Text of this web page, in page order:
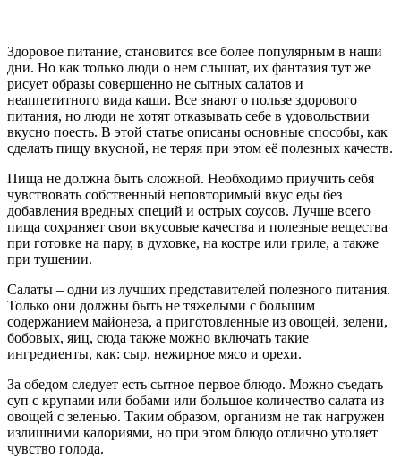
Здоровое питание, становится все более популярным в наши
дни. Но как только люди о нем слышат, их фантазия тут же
рисует образы совершенно не сытных салатов и
неаппетитного вида каши. Все знают о пользе здорового
питания, но люди не хотят отказывать себе в удовольствии
вкусно поесть. В этой статье описаны основные способы, как
сделать пищу вкусной, не теряя при этом её полезных качеств.
Пища не должна быть сложной. Необходимо приучить себя
чувствовать собственный неповторимый вкус еды без
добавления вредных специй и острых соусов. Лучше всего
пища сохраняет свои вкусовые качества и полезные вещества
при готовке на пару, в духовке, на костре или гриле, а также
при тушении.
Салаты – одни из лучших представителей полезного питания.
Только они должны быть не тяжелыми с большим
содержанием майонеза, а приготовленные из овощей, зелени,
бобовых, яиц, сюда также можно включать такие
ингредиенты, как: сыр, нежирное мясо и орехи.
За обедом следует есть сытное первое блюдо. Можно съедать
суп с крупами или бобами или большое количество салата из
овощей с зеленью. Таким образом, организм не так нагружен
излишними калориями, но при этом блюдо отлично утоляет
чувство голода.